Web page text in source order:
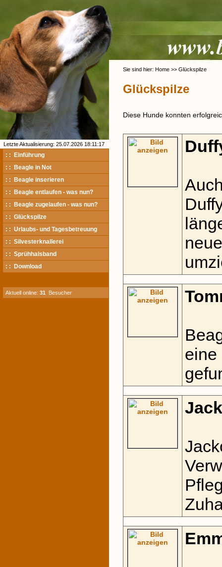
Letzte Aktualisierung: 25.07.2026 18:11:17
: : Einführung
: : Beagle in Not
: : Beagle inserieren
: : Beagle entlaufen - was nun?
: : Beagle zugelaufen - was nun?
: : Glückspilze
: : Urlaubs- und Tagesbetreuung
: : Silvesterknallerei
: : Sprühhalsband
: : Download
Aktuell online: 31 Besucher
Sie sind hier: Home >> Glückspilze
Glückspilze
Diese Hunde konnten
eine